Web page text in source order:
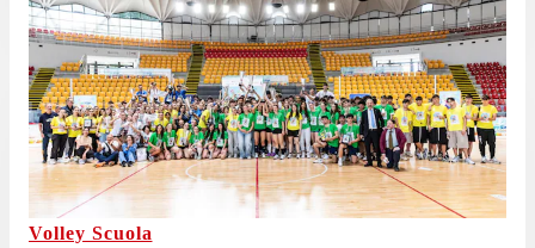
Volley Scuola